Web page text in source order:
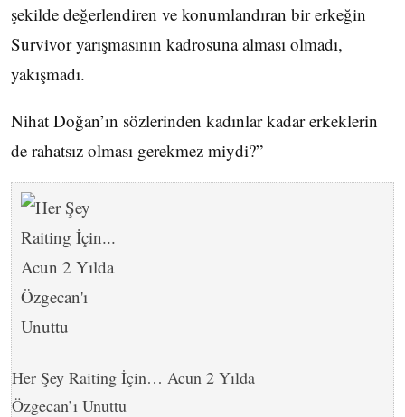
şekilde değerlendiren ve konumlandıran bir erkeğin
Survivor yarışmasının kadrosuna alması olmadı,
yakışmadı.
Nihat Doğan’ın sözlerinden kadınlar kadar erkeklerin
de rahatsız olması gerekmez miydi?”
Her Şey Raiting İçin… Acun 2 Yılda
Özgecan’ı Unuttu